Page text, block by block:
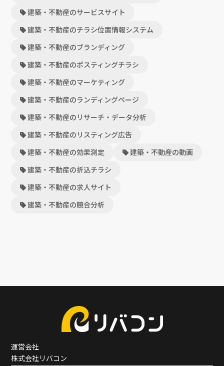
建築・不動産のサービスサイト
建築・不動産のチラシ位置情報システム
建築・不動産のブランディング
建築・不動産のポスティングチラシ
建築・不動産のマーケティング
建築・不動産のランディングページ
建築・不動産のリサーチ・データ分析
建築・不動産のリスティング広告
建築・不動産の効果測定
建築・不動産の動画
建築・不動産の折込チラシ
建築・不動産の求人サイト
建築・不動産の競合分析
運営会社
株式会社リバコン